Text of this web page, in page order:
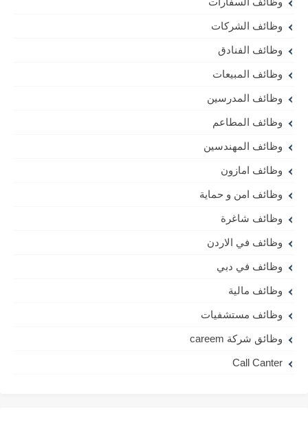
وظائف الشركات
وظائف الفنادق
وظائف المبيعات
وظائف المدرسين
وظائف المطاعم
وظائف المهندسين
وظائف امازون
وظائف امن و حماية
وظائف شاغرة
وظائف في الاردن
وظائف في دبي
وظائف مالية
وظائف مستشفيات
وظائق شركة careem
Call Canter